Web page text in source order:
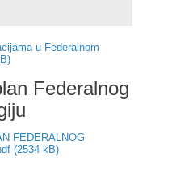
u Federalnom
Federalnog
FEDERALNOG
(2534 kB)